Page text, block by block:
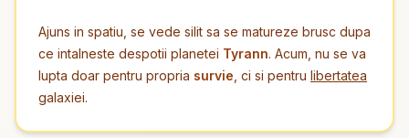
Ajuns in spatiu, se vede silit sa se matureze brusc dupa
ce intalneste despotii planetei Tyrann. Acum, nu se va
lupta doar pentru propria survie , ci si pentru libertatea
galaxiei.